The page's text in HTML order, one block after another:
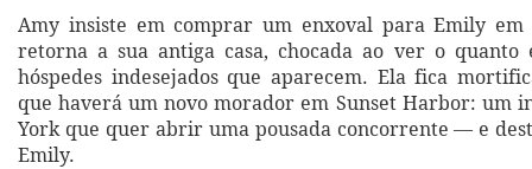
Amy insiste em comprar um enxoval para Emily em
retorna a sua antiga casa, chocada ao ver o quanto
hóspedes indesejados que aparecem. Ela fica
que haverá um novo morador em Sunset Harbor: um
York que quer abrir uma pousada concorrente — e
Emily.